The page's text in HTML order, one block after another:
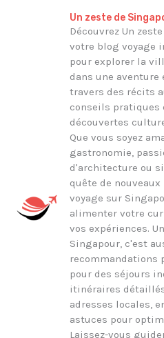
Un zeste de
Découvrez Un
votre blog voyage
pour explorer la
dans une aventure
travers des récits
conseils pratiques
découvertes
Que vous soyez
gastronomie,
d'architecture ou
quête de
voyage sur
alimenter votre
vos expériences.
Singapour, c'est
recommandations
pour des séjours
itinéraires
adresses locales,
astuces pour
Laissez-vous
Rechercher